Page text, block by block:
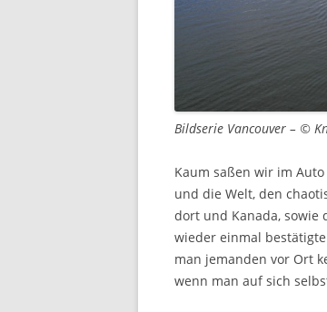
Bildserie Vancouver – ©
Kaum saßen wir im
und die Welt, den
dort und Kanada, sowie
wieder einmal
man jemanden vor Ort
wenn man auf sich